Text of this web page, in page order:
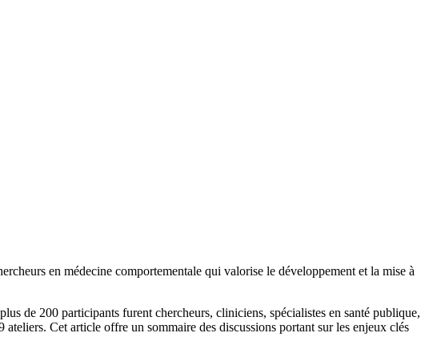
en médecine comportementale qui valorise le développement et la mise à
de 200 participants furent chercheurs, cliniciens, spécialistes en santé publique,
Cet article offre un sommaire des discussions portant sur les enjeux clés